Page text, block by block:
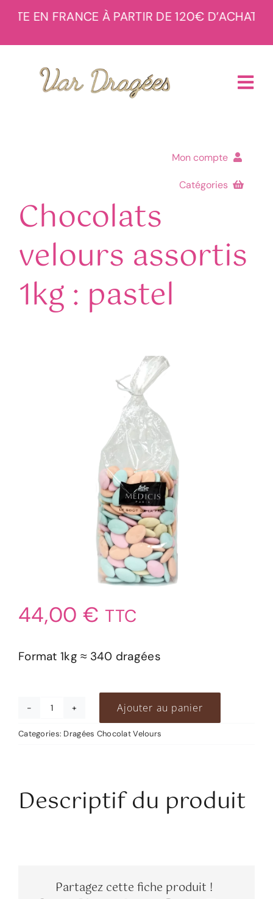
Passer
contenu
EN FRANCE À PARTIR DE 120€ D’ACHAT
À propos
Réalisations
Contact
WooCommerce Mon Compte
Mon compte
Téléchargements
Détails du compte
Catégories
Menu de la boutique
Chocolats
velours assortis
1kg : pastel
44,00€ TTC
Format 1kg ≈ 340 dragées
quantité
de
assortis
1kg
Ajouter au panier
Categories: Dragées Chocolat Velours
Descriptif du produit
Partagez cette fiche produit !